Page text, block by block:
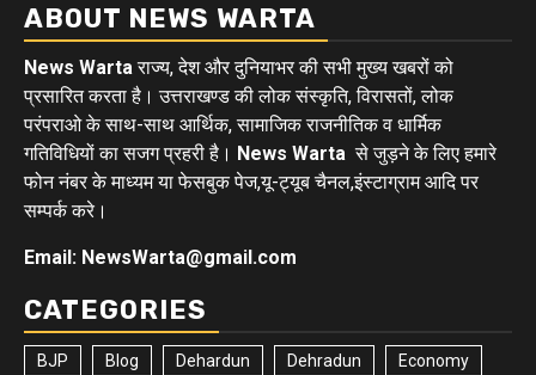
ABOUT NEWS WARTA
News Wartaराज्य, देश और दुनियाभर की सभी मुख्य खबरों को
प्रसारित करता है। उत्तराखण्ड की लोक संस्कृति, विरासतों, लोक
परंपराओ के साथ-साथ आर्थिक, सामाजिक राजनीतिक व धार्मिक
गतिविधियों का सजग प्रहरी है। News Warta से जुड़ने के लिए हमारे
फोन नंबर के माध्यम या फेसबुक पेज,यू-ट्यूब चैनल,इंस्टाग्राम आदि पर
सम्पर्क करे।
Email: NewsWarta@gmail.com
CATEGORIES
BJP Blog Dehardun Dehradun Economy